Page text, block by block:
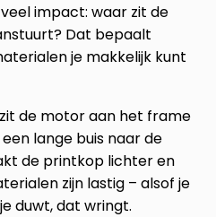
impact: waar zit de
Dat bepaalt
je makkelijk kunt
de motor aan het frame
lange buis naar de
de printkop lichter en
zijn lastig – alsof je
duwt, dat wringt.